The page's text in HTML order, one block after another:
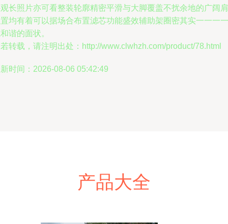
长照片亦可看整装轮廓精密平滑与大脚覆盖不扰余地的广阔肩
均有着可以据场合布置滤芯功能盛效辅助架圈密其实一一一一
谐的面状。
转载，请注明出处：http://www.clwhzh.com/product/78.html
时间：2026-08-06 05:42:49
产品大全